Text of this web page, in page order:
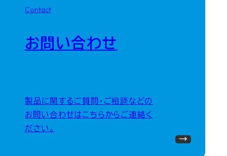
Contact
お問い合わせ
製品に関するご質問・ご相談などの
お問い合わせはこちらからご連絡く
ださい。